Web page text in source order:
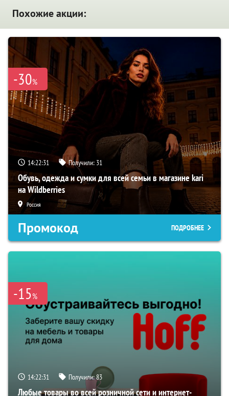
Похожие акции:
-30%
14:22:30 Получили: 31
Обувь, одежда и сумки для всей семьи в магазине kari
на Wildberries
Россия
Промокод ПОДРОБНЕЕ
-15%
14:22:30 Получили:83
Любые товары во всей розничной сети и интернет-